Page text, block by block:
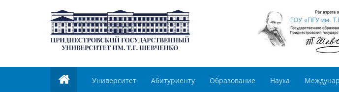
Университет Абитуриенту Образование Наука